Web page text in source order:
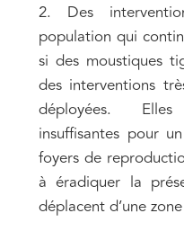
2. Des
population qui
si des moustiques
des interventions
déployées.
insuffisantes pour
foyers de
à éradiquer la
déplacent d’une